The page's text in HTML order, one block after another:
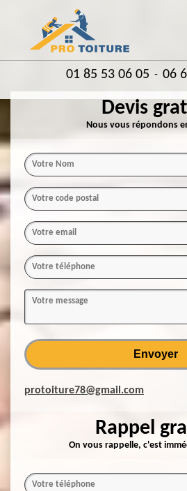
01 85 53 06 05 - 06
Devis
Nous vous répondons
protoiture78@gmail.com
Rappel
On vous rappelle, c'est